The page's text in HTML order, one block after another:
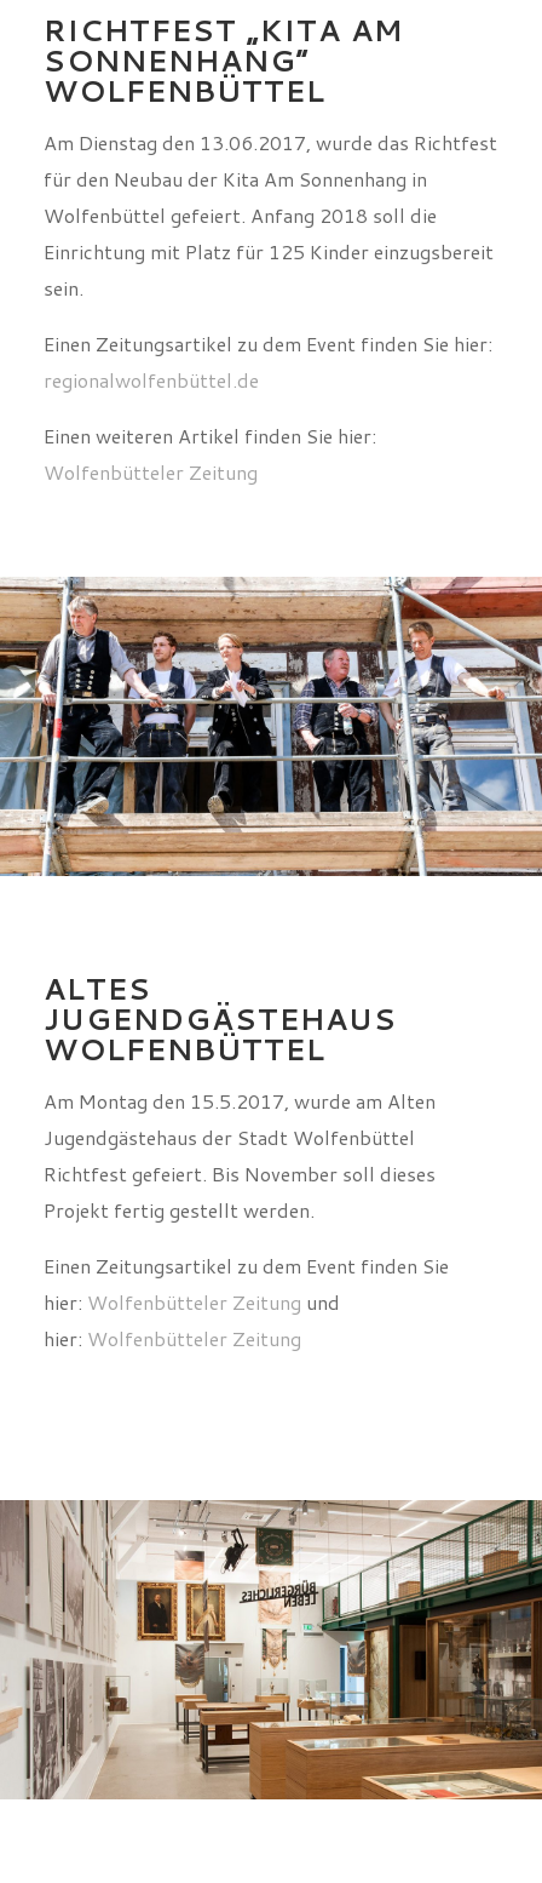
RICHTFEST „KITA AM
SONNENHANG“
WOLFENBÜTTEL
Am Dienstag den 13.06.2017, wurde das Richtfest
für den Neubau der Kita Am Sonnenhang in
Wolfenbüttel gefeiert. Anfang 2018 soll die
Einrichtung mit Platz für 125 Kinder einzugsbereit
sein.
Einen Zeitungsartikel zu dem Event finden Sie hier:
regionalwolfenbüttel.de
Einen weiteren Artikel finden Sie hier:
Wolfenbütteler Zeitung
ALTES
JUGENDGÄSTEHAUS
WOLFENBÜTTEL
Am Montag den 15.5.2017, wurde am Alten
Jugendgästehaus der Stadt Wolfenbüttel
Richtfest gefeiert. Bis November soll dieses
Projekt fertig gestellt werden.
Einen Zeitungsartikel zu dem Event finden Sie
hier: Wolfenbütteler Zeitung und
hier: Wolfenbütteler Zeitung